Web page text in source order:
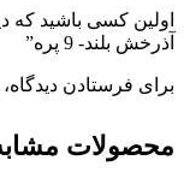
اولین کسی باشید که
آذرخش بلند- 9 پره”
برای فرستادن دیدگاه،
محصولات